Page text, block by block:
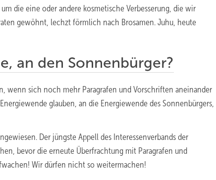
die eine oder andere kosmetische Verbesserung, die wir
gewöhnt, lechzt förmlich nach Brosamen. Juhu, heute
an den Sonnenbürger?
wenn sich noch mehr Paragrafen und Vorschriften aneinander
glauben, an die Energiewende des Sonnenbürgers,
Der jüngste Appell des Interessenverbands der
bevor die erneute Überfrachtung mit Paragrafen und
Wir dürfen nicht so weitermachen!